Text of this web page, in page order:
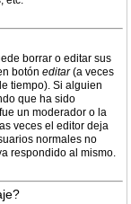
borrar o editar sus
botón editar(a veces
tiempo). Si alguien
que ha sido
un moderador o la
veces el editor deja
normales no
respondido al mismo.